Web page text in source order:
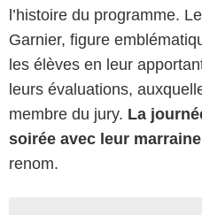
l’histoire du programme.
Garnier, figure
les élèves en leur
leurs évaluations,
membre du jury. La
soirée avec leur marraine
renom.